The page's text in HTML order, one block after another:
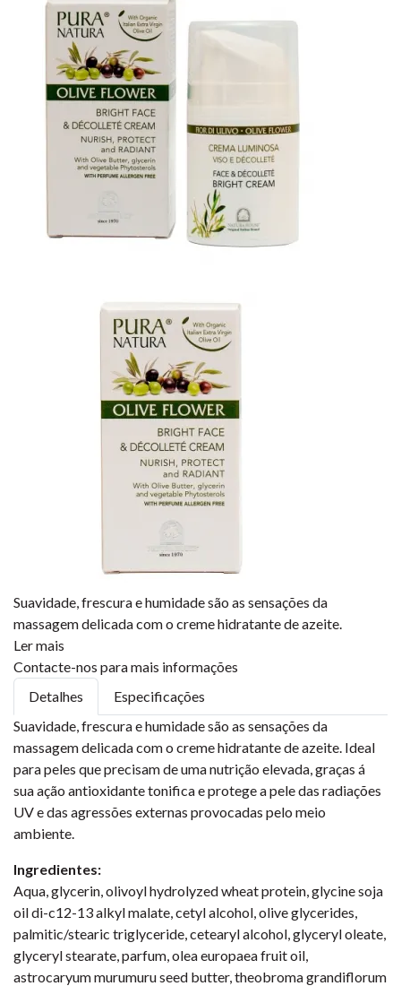
Suavidade, frescura e humidade são as sensações da
massagem delicada com o creme hidratante de azeite.
Ler mais
Contacte-nos para mais informações
Detalhes
Especificações
Suavidade, frescura e humidade são as sensações da
massagem delicada com o creme hidratante de azeite. Ideal
para peles que precisam de uma nutrição elevada, graças á
sua ação antioxidante tonifica e protege a pele das radiações
UV e das agressões externas provocadas pelo meio
ambiente.
Ingredientes:
Aqua, glycerin, olivoyl hydrolyzed wheat protein, glycine soja
oil di-c12-13 alkyl malate, cetyl alcohol, olive glycerides,
palmitic/stearic triglyceride, cetearyl alcohol, glyceryl oleate,
glyceryl stearate, parfum, olea europaea fruit oil,
astrocaryum murumuru seed butter, theobroma grandiflorum